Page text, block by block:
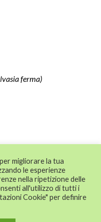
ferma)
Tecnica
migliorare la tua
le esperienze
nella ripetizione delle
all'utilizzo di tutti i
Cookie" per definire